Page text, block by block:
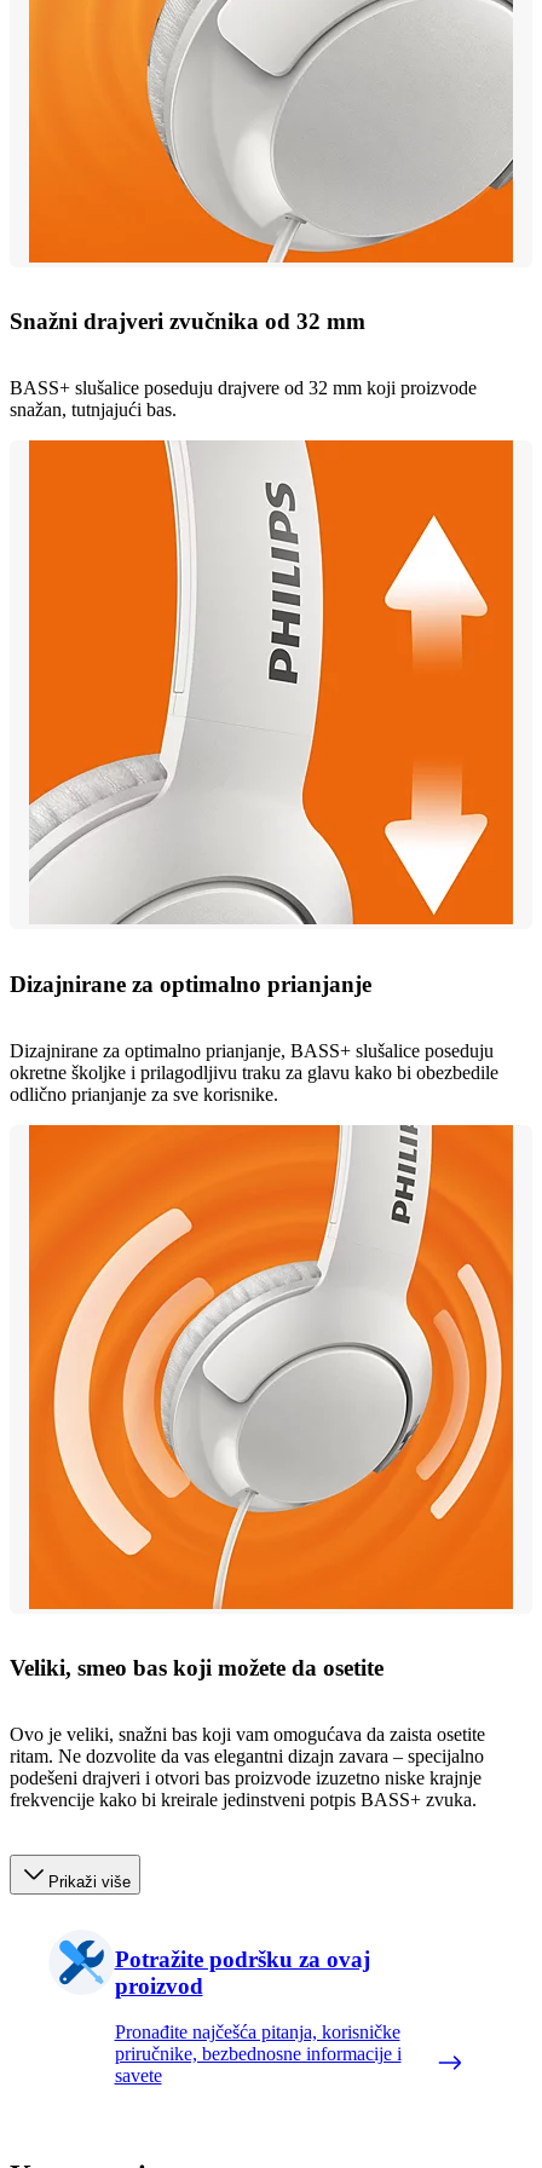
Snažni drajveri zvučnika od 32 mm
BASS+ slušalice poseduju drajvere od 32 mm koji proizvode
snažan, tutnjajući bas.
Dizajnirane za optimalno prianjanje
Dizajnirane za optimalno prianjanje, BASS+ slušalice poseduju
okretne školjke i prilagodljivu traku za glavu kako bi obezbedile
odlično prianjanje za sve korisnike.
Veliki, smeo bas koji možete da osetite
Ovo je veliki, snažni bas koji vam omogućava da zaista osetite
ritam. Ne dozvolite da vas elegantni dizajn zavara – specijalno
podešeni drajveri i otvori bas proizvode izuzetno niske krajnje
frekvencije kako bi kreirale jedinstveni potpis BASS+ zvuka.
Prikaži više
Potražite podršku za ovaj
proizvod
Pronađite najčešća pitanja, korisničke
priručnike, bezbednosne informacije i
savete